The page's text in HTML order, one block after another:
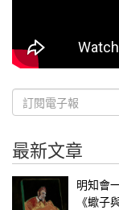
最新文章
明知會
《蠍子